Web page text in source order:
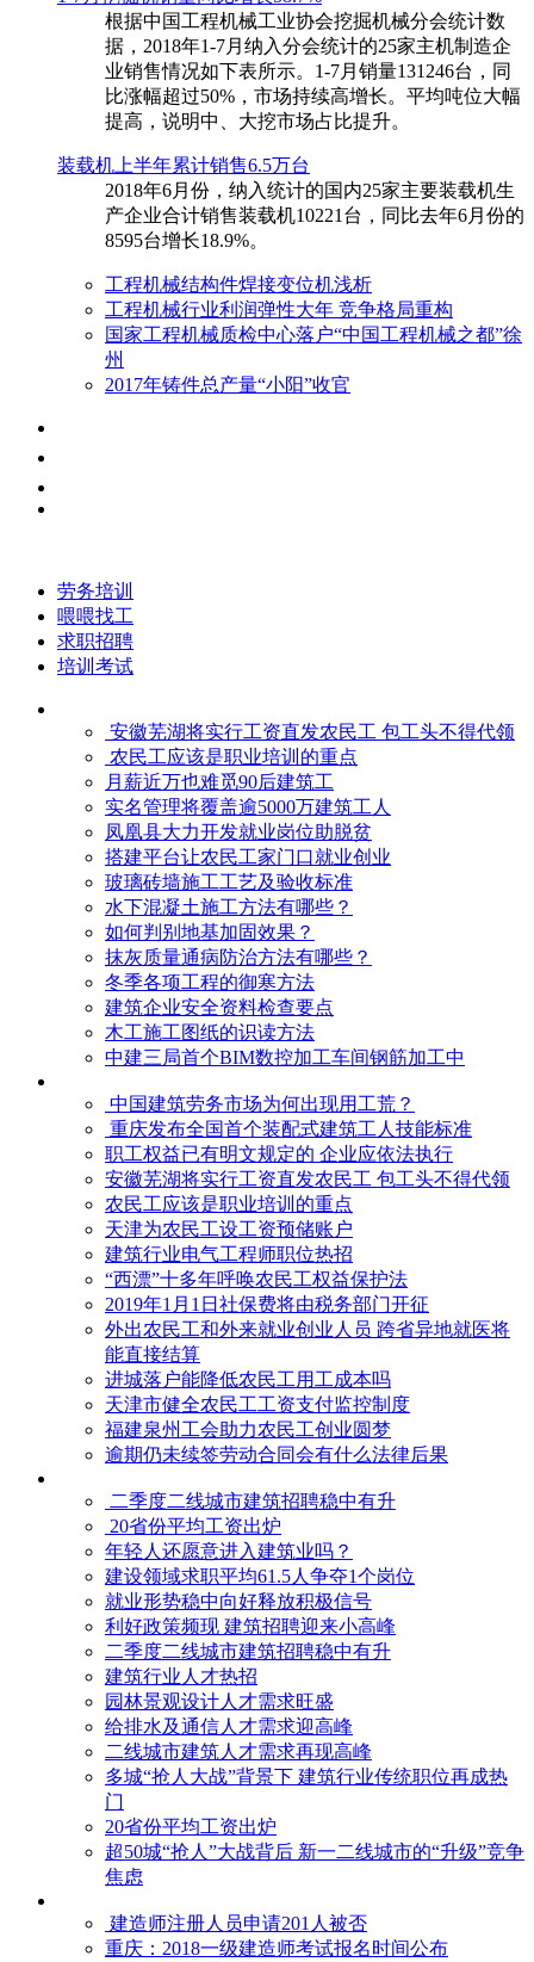
根据中国工程机械工业协会挖掘机械分会统计数
据，2018年1-7月纳入分会统计的25家主机制造企
业销售情况如下表所示。1-7月销量131246台，同
比涨幅超过50%，市场持续高增长。平均吨位大幅
提高，说明中、大挖市场占比提升。
装载机上半年累计销售6.5万台
​2018年6月份，纳入统计的国内25家主要装载机生
产企业合计销售装载机10221台，同比去年6月份的
8595台增长18.9%。
工程机械结构件焊接变位机浅析
工程机械行业利润弹性大年 竞争格局重构
国家工程机械质检中心落户“中国工程机械之都”徐
州
2017年铸件总产量“小阳”收官
劳务培训
喂喂找工
求职招聘
培训考试
安徽芜湖将实行工资直发农民工 包工头不得代领
农民工应该是职业培训的重点
月薪近万也难觅90后建筑工
实名管理将覆盖逾5000万建筑工人
凤凰县大力开发就业岗位助脱贫
搭建平台让农民工家门口就业创业
玻璃砖墙施工工艺及验收标准
水下混凝土施工方法有哪些？
如何判别地基加固效果？
抹灰质量通病防治方法有哪些？
冬季各项工程的御寒​方法
建筑企业安全资料检查要点
木工施工图纸的识读方法
中建三局首个BIM数控加工车间钢筋加工中
中国建筑劳务市场为何出现用工荒？
重庆发布全国首个装配式建筑工人技能标准
职工权益已有明文规定的 企业应依法执行
安徽芜湖将实行工资直发农民工 包工头不得代领
农民工应该是职业培训的重点
天津为农民工设工资预储账户
建筑行业电气工程师职位热招
“西漂”十多年呼唤农民工权益保护法
2019年1月1日社保费将由税务部门开征
外出农民工和外来就业创业人员 跨省异地就医将
能直接结算
进城落户能降低农民工用工成本吗
天津市健全农民工工资支付监控制度
福建泉州工会助力农民工创业圆梦
逾期仍未续签劳动合同会有什么法律后果
二季度二线城市建筑招聘稳中有升
20省份平均工资出炉
年轻人还愿意进入建筑业吗？
建设领域求职平均61.5人争夺1个岗位
就业形势稳中向好释放积极信号
利好政策频现 建筑招聘迎来小高峰
二季度二线城市建筑招聘稳中有升
建筑行业人才热招
园林景观设计人才需求旺盛
给排水及通信人才需求迎高峰
二线城市建筑人才需求再现高峰
多城“抢人大战”背景下 建筑行业传统职位再成热
门
20省份平均工资出炉
超50城“抢人”大战背后 新一二线城市的“升级”竞争
焦虑
建造师注册人员申请201人被否
​重庆：2018一级建造师考试报名时间公布